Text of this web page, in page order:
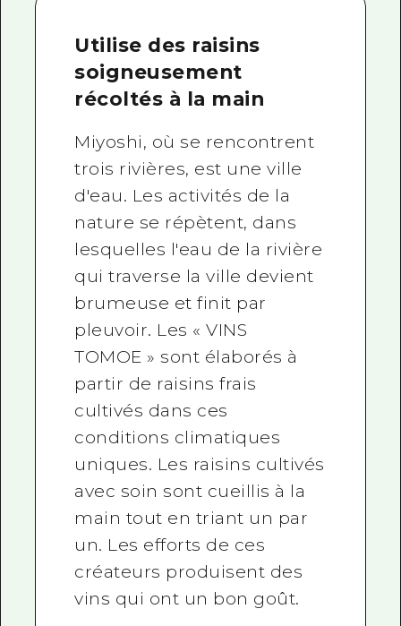
Utilise des raisins
soigneusement
récoltés à la main
Miyoshi, où se rencontrent
trois rivières, est une ville
d'eau. Les activités de la
nature se répètent, dans
lesquelles l'eau de la rivière
qui traverse la ville devient
brumeuse et finit par
pleuvoir. Les « VINS
TOMOE » sont élaborés à
partir de raisins frais
cultivés dans ces
conditions climatiques
uniques. Les raisins cultivés
avec soin sont cueillis à la
main tout en triant un par
un. Les efforts de ces
créateurs produisent des
vins qui ont un bon goût.